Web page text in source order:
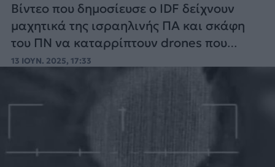
Βίντεο που δημοσίευσε ο IDF δείχνουν
μαχητικά της ισραηλινής ΠΑ και σκάφη
του ΠΝ να καταρρίπτουν drones που
εκτοξεύτηκαν από το Ιράν.
13 ΙΟΥΝ. 2025, 17:33